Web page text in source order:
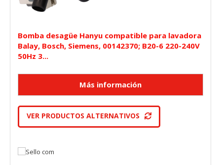
Bomba desagüe Hanyu compatible para lavadora
Balay, Bosch, Siemens, 00142370; B20-6 220-240V
50Hz 3...
VER PRODUCTOS ALTERNATIVOS